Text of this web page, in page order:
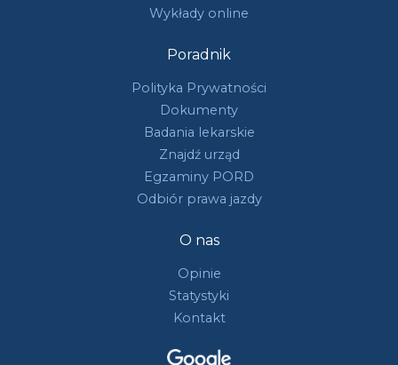
Wykłady online
Poradnik
Polityka Prywatności
Dokumenty
Badania lekarskie
Znajdź urząd
Egzaminy PORD
Odbiór prawa jazdy
O nas
Opinie
Statystyki
Kontakt